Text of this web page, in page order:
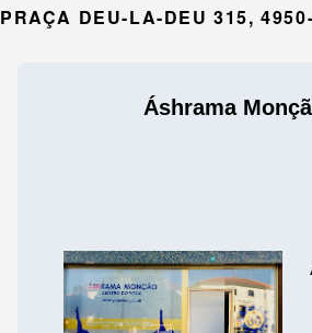
PRAÇA DEU-LA-DEU 315,
Áshrama